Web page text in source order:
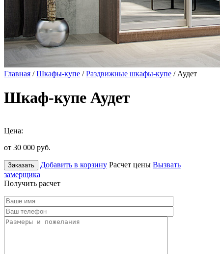
Главная /Шкафы-купе /Раздвижные шкафы-купе / Аудет
Шкаф-купе Аудет
Цена:
от 30 000 руб.
Заказать Добавить в корзину Расчет цены Вызвать
замерщика
Получить расчет